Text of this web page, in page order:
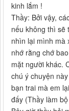
kinh lắm !
Thầy: Bởi vậy,
nếu không thì sẽ
nhìn lại mình mà
nhớ rằng chớ
mặt người khác.
chú ý chuyện
bạn trai mà em
đấy (Thầy làm